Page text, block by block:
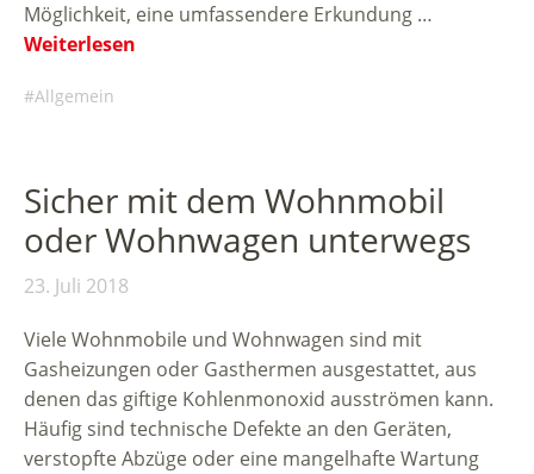
Möglichkeit, eine umfassendere Erkundung …
Weiterlesen
Allgemein
Sicher mit dem Wohnmobil
oder Wohnwagen unterwegs
23. Juli 2018
Viele Wohnmobile und Wohnwagen sind mit
Gasheizungen oder Gasthermen ausgestattet, aus
denen das giftige Kohlenmonoxid ausströmen kann.
Häufig sind technische Defekte an den Geräten,
verstopfte Abzüge oder eine mangelhafte Wartung